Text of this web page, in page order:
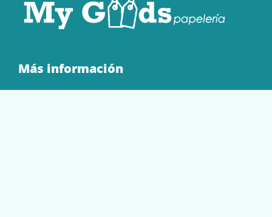
Más información